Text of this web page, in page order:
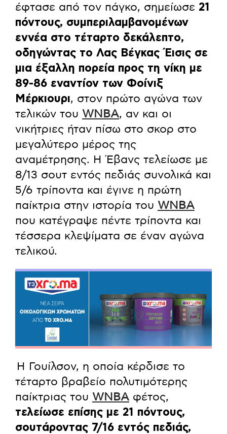
έφτασε από τον πάγκο, σημείωσε 21
πόντους, συμπεριλαμβανομένων
εννέα στο τέταρτο δεκάλεπτο,
οδηγώντας το Λας Βέγκας Έισις σε
μια έξαλλη πορεία προς τη νίκη με
89-86 εναντίον των Φοίνιξ
Μέρκιουρι, στον πρώτο αγώνα των
τελικών του WNBA, αν και οι
νικήτριες ήταν πίσω στο σκορ στο
μεγαλύτερο μέρος της
αναμέτρησης. Η Έβανς τελείωσε με
8/13 σουτ εντός πεδιάς συνολικά και
5/6 τρίποντα και έγινε η πρώτη
παίκτρια στην ιστορία του WNBA
που κατέγραψε πέντε τρίποντα και
τέσσερα κλεψίματα σε έναν αγώνα
τελικού.
Η Γουίλσον, η οποία κέρδισε το
τέταρτο βραβείο πολυτιμότερης
παίκτριας του WNBA φέτος,
τελείωσε επίσης με 21 πόντους,
σουτάροντας 7/16 εντός πεδιάς,